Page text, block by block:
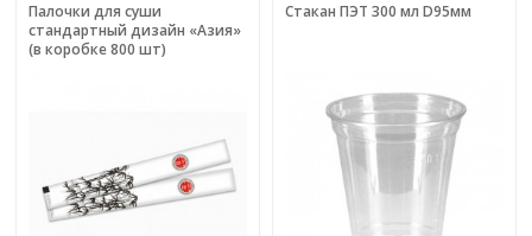
Палочки для суши
стандартный дизайн «Азия»
(в коробке 800 шт)
Стакан ПЭТ 300 мл D95мм